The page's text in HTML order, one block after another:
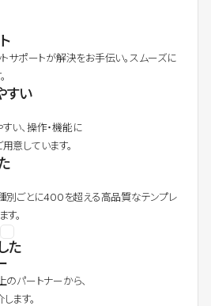
トサポートが解決をお手伝い。スムーズに
すい
い、操作・機能に
意しています。
別ごとに400を超える高品質なテンプレ
。
た
パートナーから、
ます。